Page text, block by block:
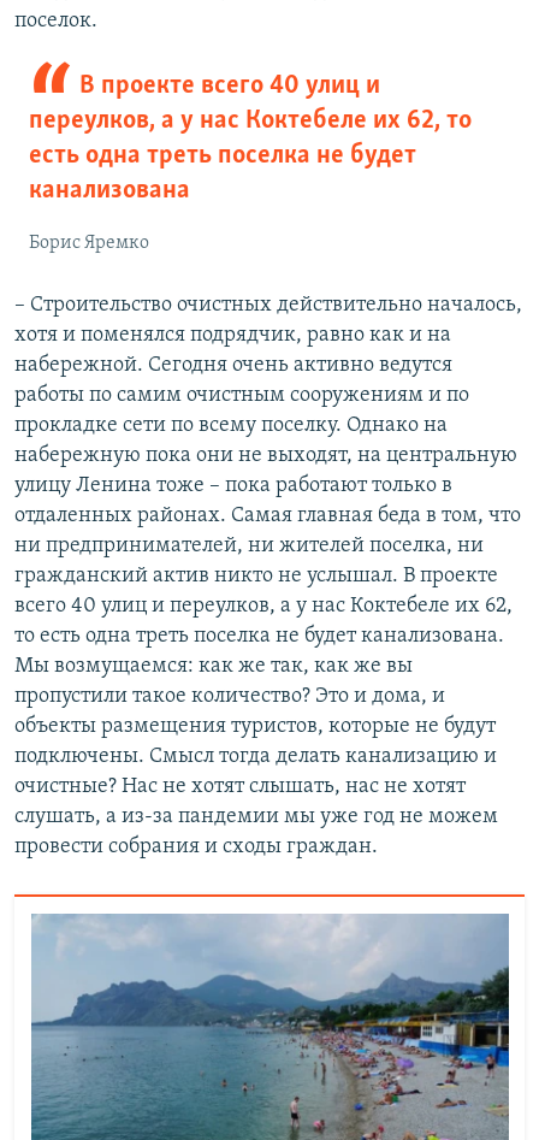
поселок.
В проекте всего 40 улиц и
переулков, а у нас Коктебеле их 62, то
есть одна треть поселка не будет
канализована
Борис Яремко
– Строительство очистных действительно началось,
хотя и поменялся подрядчик, равно как и на
набережной. Сегодня очень активно ведутся
работы по самим очистным сооружениям и по
прокладке сети по всему поселку. Однако на
набережную пока они не выходят, на центральную
улицу Ленина тоже – пока работают только в
отдаленных районах. Самая главная беда в том, что
ни предпринимателей, ни жителей поселка, ни
гражданский актив никто не услышал. В проекте
всего 40 улиц и переулков, а у нас Коктебеле их 62,
то есть одна треть поселка не будет канализована.
Мы возмущаемся: как же так, как же вы
пропустили такое количество? Это и дома, и
объекты размещения туристов, которые не будут
подключены. Смысл тогда делать канализацию и
очистные? Нас не хотят слышать, нас не хотят
слушать, а из-за пандемии мы уже год не можем
провести собрания и сходы граждан.